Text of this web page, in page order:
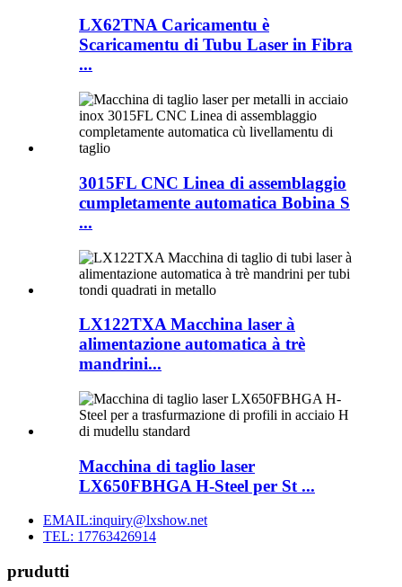
LX62TNA Caricamentu è
Scaricamentu di Tubu Laser in Fibra
...
3015FL CNC Linea di assemblaggio
cumpletamente automatica Bobina S
...
LX122TXA Macchina laser à
alimentazione automatica à trè
mandrini...
Macchina di taglio laser
LX650FBHGA H-Steel per St ...
EMAIL:inquiry@lxshow.net
TEL: 17763426914
prudutti